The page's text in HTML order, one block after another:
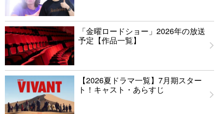
「金曜ロードショー」2026年の放送
予定【作品一覧】
【2026夏ドラマ一覧】7月期スター
ト！キャスト・あらすじ